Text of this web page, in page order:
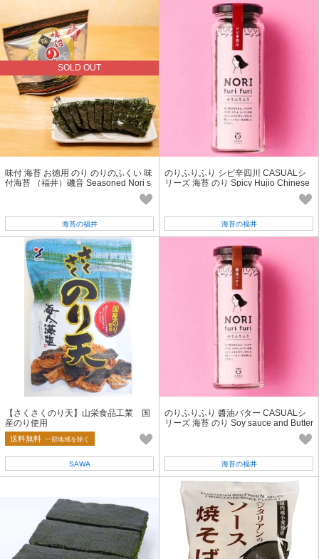
SOLD OUT
味付 海苔 お徳用 のり のりのふくい 味
付海苔 （福井）磯音 Seasoned Nori s
海苔の福井
のりふりふり シビ辛四川 CASUALシ
リーズ 海苔 のり Spicy Hujio Chinese
海苔の福井
【さくさくのり天】山栄食品工業 国
産のり使用
送料無料 一部地域を除く
SAWA
のりふりふり 醬油バター CASUALシ
リーズ 海苔 のり Soy sauce and Butter
海苔の福井